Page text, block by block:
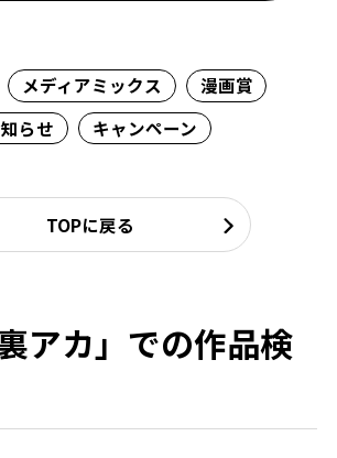
メディアミックス
漫画賞
らせ
キャンペーン
TOPに戻る
アカ」での作品検